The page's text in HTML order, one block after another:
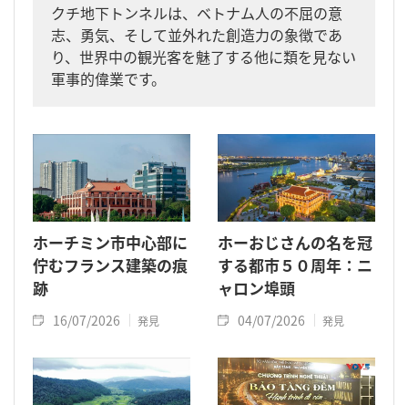
クチ地下トンネルは、ベトナム人の不屈の意
志、勇気、そして並外れた創造力の象徴であ
り、世界中の観光客を魅了する他に類を見ない
軍事的偉業です。
ホーチミン市中心部に
佇むフランス建築の痕
跡
16/07/2026 発見
ホーおじさんの名を冠
する都市５０周年：ニ
ャロン埠頭
04/07/2026 発見